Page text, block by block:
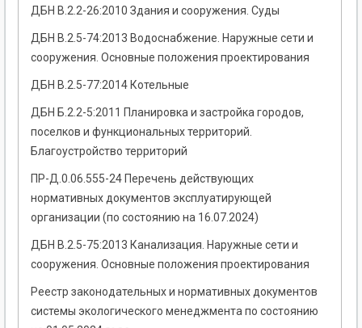
ДБН В.2.2-26:2010 Здания и сооружения. Суды
ДБН В.2.5-74:2013 Водоснабжение. Наружные сети и
сооружения. Основные положения проектирования
ДБН В.2.5-77:2014 Котельные
ДБН Б.2.2-5:2011 Планировка и застройка городов,
поселков и функциональных территорий.
Благоустройство территорий
ПР-Д.0.06.555-24 Перечень действующих
нормативных документов эксплуатирующей
организации (по состоянию на 16.07.2024)
ДБН В.2.5-75:2013 Канализация. Наружные сети и
сооружения. Основные положения проектирования
Реестр законодательных и нормативных документов
системы экологического менеджмента по состоянию